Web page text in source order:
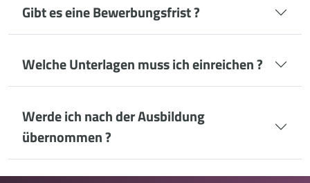
Gibt es eine Bewerbungsfrist ?
Welche Unterlagen muss ich einreichen ?
Werde ich nach der Ausbildung
übernommen ?